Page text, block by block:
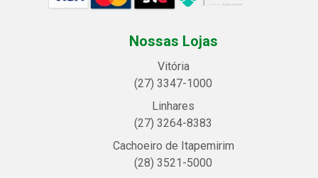
Nossas Lojas
Vitória
(27) 3347-1000
Linhares
(27) 3264-8383
Cachoeiro de Itapemirim
(28) 3521-5000